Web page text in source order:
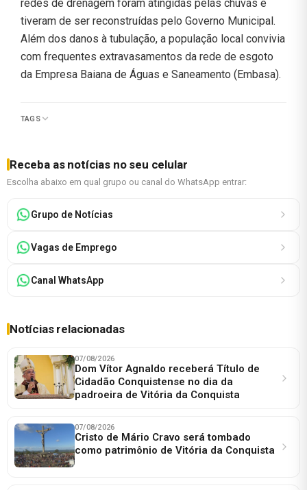
redes de drenagem foram atingidas pelas chuvas e
tiveram de ser reconstruídas pelo Governo Municipal.
Além dos danos à tubulação, a população local convivia
com frequentes extravasamentos da rede de esgoto
da Empresa Baiana de Águas e Saneamento (Embasa).
TAGS
Receba as notícias no seu celular
Escolha abaixo em qual grupo ou canal do WhatsApp entrar:
Grupo de Notícias
Vagas de Emprego
Canal WhatsApp
Notícias relacionadas
07/08/2026
Dom Vítor Agnaldo receberá Título de
Cidadão Conquistense no dia da
padroeira de Vitória da Conquista
07/08/2026
Cristo de Mário Cravo será tombado
como patrimônio de Vitória da Conquista